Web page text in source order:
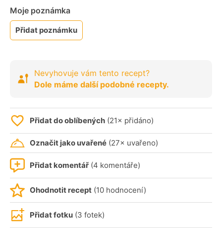
Moje poznámka
Přidat poznámku
Nevyhovuje vám tento recept?
Dole máme další podobné recepty.
Přidat do oblíbených (21× přidáno)
Označit jako uvařené (27× uvařeno)
Přidat komentář (4 komentáře)
Ohodnotit recept (10 hodnocení)
Přidat fotku (3 fotek)